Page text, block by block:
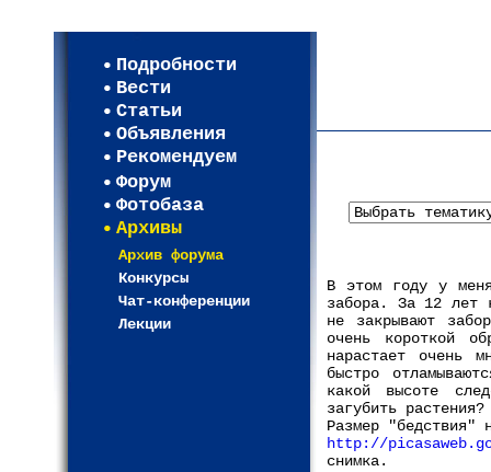
Подробности
Вести
Статьи
Объявления
Рекомендуем
Форум
Фотобаза
Архивы
Архив форума
Конкурсы
Чат-конференции
Лекции
В этом году у
забора. За 12 лет
не закрывают
очень короткой
нарастает очень
быстро
какой высоте
загубить растения?
Размер "бедствия"
http://
снимка.